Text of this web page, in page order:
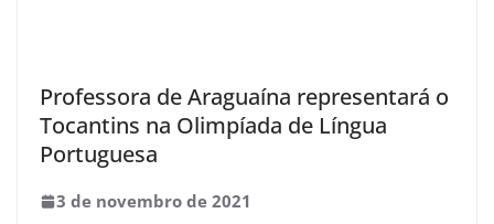
Professora de Araguaína representará o
Tocantins na Olimpíada de Língua
Portuguesa
3 de novembro de 2021